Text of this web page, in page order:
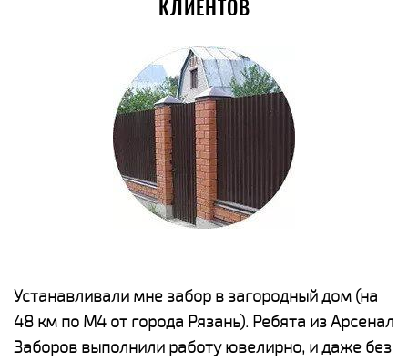
КЛИЕНТОВ
Устанавливали мне забор в загородный дом (на
48 км по М4 от города Рязань). Ребята из Арсенал
Заборов выполнили работу ювелирно, и даже без